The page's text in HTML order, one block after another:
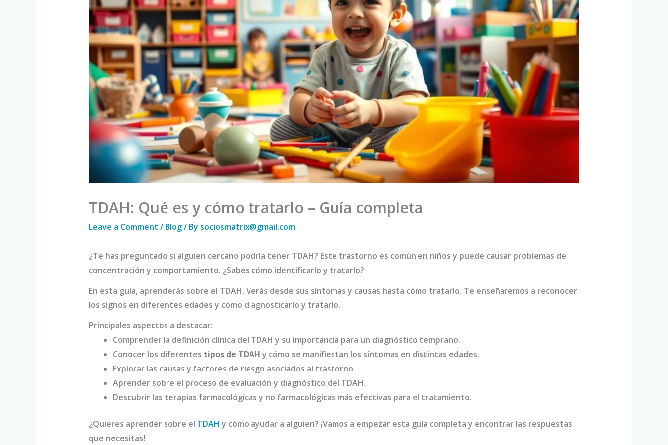
TDAH: Qué es y cómo tratarlo – Guía completa
Leave a Comment / Blog/ By sociosmatrix@gmail.com
¿Te has preguntado si alguien cercano podría tener TDAH? Este trastorno es común en niños y puede causar problemas de
concentración y comportamiento. ¿Sabes cómo identificarlo y tratarlo?
En esta guía, aprenderás sobre el TDAH. Verás desde sus síntomas y causas hasta cómo tratarlo. Te enseñaremos a reconocer
los signos en diferentes edades y cómo diagnosticarlo y tratarlo.
Principales aspectos a destacar:
Comprender la definición clínica del TDAH y su importancia para un diagnóstico temprano.
Conocer los diferentes tipos de TDAH y cómo se manifiestan los síntomas en distintas edades.
Explorar las causas y factores de riesgo asociados al trastorno.
Aprender sobre el proceso de evaluación y diagnóstico del TDAH.
Descubrir las terapias farmacológicas y no farmacológicas más efectivas para el tratamiento.
¿Quieres aprender sobre el TDAH y cómo ayudar a alguien? ¡Vamos a empezar esta guía completa y encontrar las respuestas
que necesitas!